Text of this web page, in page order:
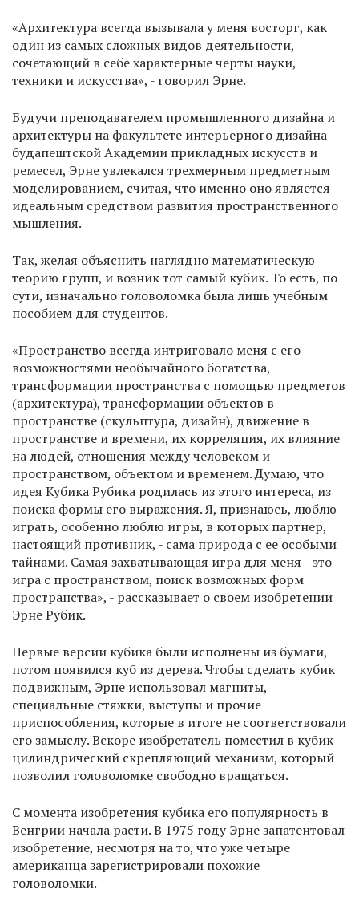
«Архитектура всегда вызывала у меня восторг, как
один из самых сложных видов деятельности,
сочетающий в себе характерные черты науки,
техники и искусства», - говорил Эрне.
Будучи преподавателем промышленного дизайна и
архитектуры на факультете интерьерного дизайна
будапештской Академии прикладных искусств и
ремесел, Эрне увлекался трехмерным предметным
моделированием, считая, что именно оно является
идеальным средством развития пространственного
мышления.
Так, желая объяснить наглядно математическую
теорию групп, и возник тот самый кубик. То есть, по
сути, изначально головоломка была лишь учебным
пособием для студентов.
«Пространство всегда интриговало меня с его
возможностями необычайного богатства,
трансформации пространства с помощью предметов
(архитектура), трансформации объектов в
пространстве (скульптура, дизайн), движение в
пространстве и времени, их корреляция, их влияние
на людей, отношения между человеком и
пространством, объектом и временем. Думаю, что
идея Кубика Рубика родилась из этого интереса, из
поиска формы его выражения. Я, признаюсь, люблю
играть, особенно люблю игры, в которых партнер,
настоящий противник, - сама природа с ее особыми
тайнами. Самая захватывающая игра для меня - это
игра с пространством, поиск возможных форм
пространства», - рассказывает о своем изобретении
Эрне Рубик.
Первые версии кубика были исполнены из бумаги,
потом появился куб из дерева. Чтобы сделать кубик
подвижным, Эрне использовал магниты,
специальные стяжки, выступы и прочие
приспособления, которые в итоге не соответствовали
его замыслу. Вскоре изобретатель поместил в кубик
цилиндрический скрепляющий механизм, который
позволил головоломке свободно вращаться.
С момента изобретения кубика его популярность в
Венгрии начала расти. В 1975 году Эрне запатентовал
изобретение, несмотря на то, что уже четыре
американца зарегистрировали похожие
головоломки.